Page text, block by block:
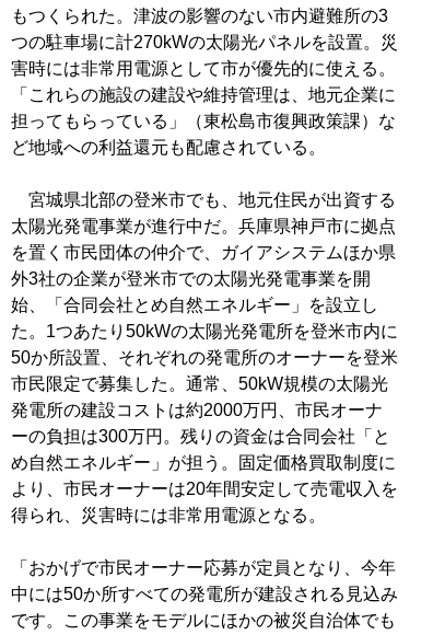
もつくられた。津波の影響のない市内避難所の3
つの駐車場に計270kWの太陽光パネルを設置。災
害時には非常用電源として市が優先的に使える。
「これらの施設の建設や維持管理は、地元企業に
担ってもらっている」（東松島市復興政策課）な
ど地域への利益還元も配慮されている。
宮城県北部の登米市でも、地元住民が出資する
太陽光発電事業が進行中だ。兵庫県神戸市に拠点
を置く市民団体の仲介で、ガイアシステムほか県
外3社の企業が登米市での太陽光発電事業を開
始、「合同会社とめ自然エネルギー」を設立し
た。1つあたり50kWの太陽光発電所を登米市内に
50か所設置、それぞれの発電所のオーナーを登米
市民限定で募集した。通常、50kW規模の太陽光
発電所の建設コストは約2000万円、市民オーナ
ーの負担は300万円。残りの資金は合同会社「と
め自然エネルギー」が担う。固定価格買取制度に
より、市民オーナーは20年間安定して売電収入を
得られ、災害時には非常用電源となる。
「おかげで市民オーナー応募が定員となり、今年
中には50か所すべての発電所が建設される見込み
です。この事業をモデルにほかの被災自治体でも